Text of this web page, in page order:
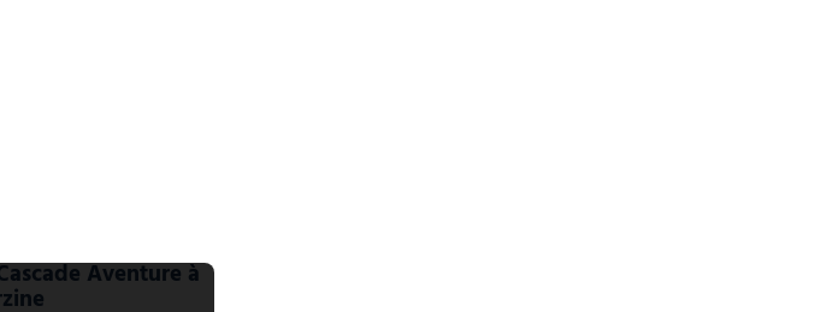
Canyoning avec Cascade Aventure à Morzine